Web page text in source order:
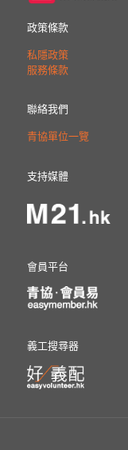
政策條款
私隱政策
服務條款
聯絡我們
青協單位一覽
支持媒體
會員平台
義工搜尋器